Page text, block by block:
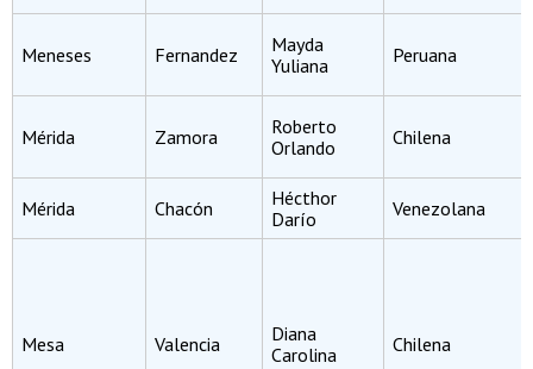
Meneses Fernandez
Mayda
Yuliana
Peruana
Mérida Zamora
Roberto
Orlando
Chilena
Mérida Chacón
Hécthor
Darío
Venezolana
Mesa Valencia
Diana
Carolina
Chilena